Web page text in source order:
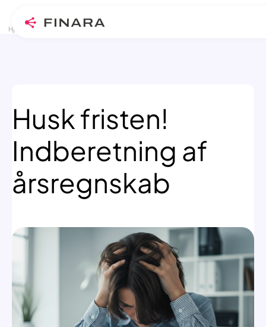
SkipHjem >Blogindlæg>Husk fristen! Indberetning af årsregnskab
Husk fristen!
Indberetning af
årsregnskab